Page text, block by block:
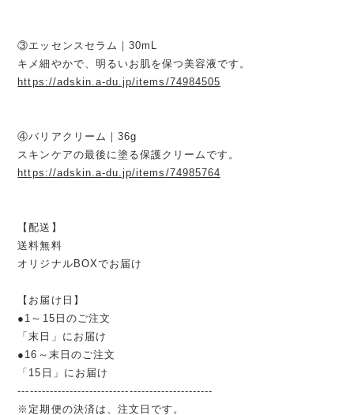
③エッセンスセラム｜30mL
キメ細やかで、明るいお肌を保つ美容液です。
https://adskin.a-du.jp/items/74984505
④バリアクリーム｜36g
スキンケアの最後に塗る保護クリームです。
https://adskin.a-du.jp/items/74985764
【配送】
送料無料
オリジナルBOXでお届け
【お届け日】
●1～15日のご注文
「末日」にお届け
●16～末日のご注文
「15日」にお届け
-------------------------------------------------
※定期便の決済は、注文日です。